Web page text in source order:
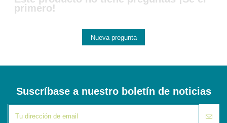
primero!
Nueva pregunta
Suscríbase a nuestro boletín de noticias